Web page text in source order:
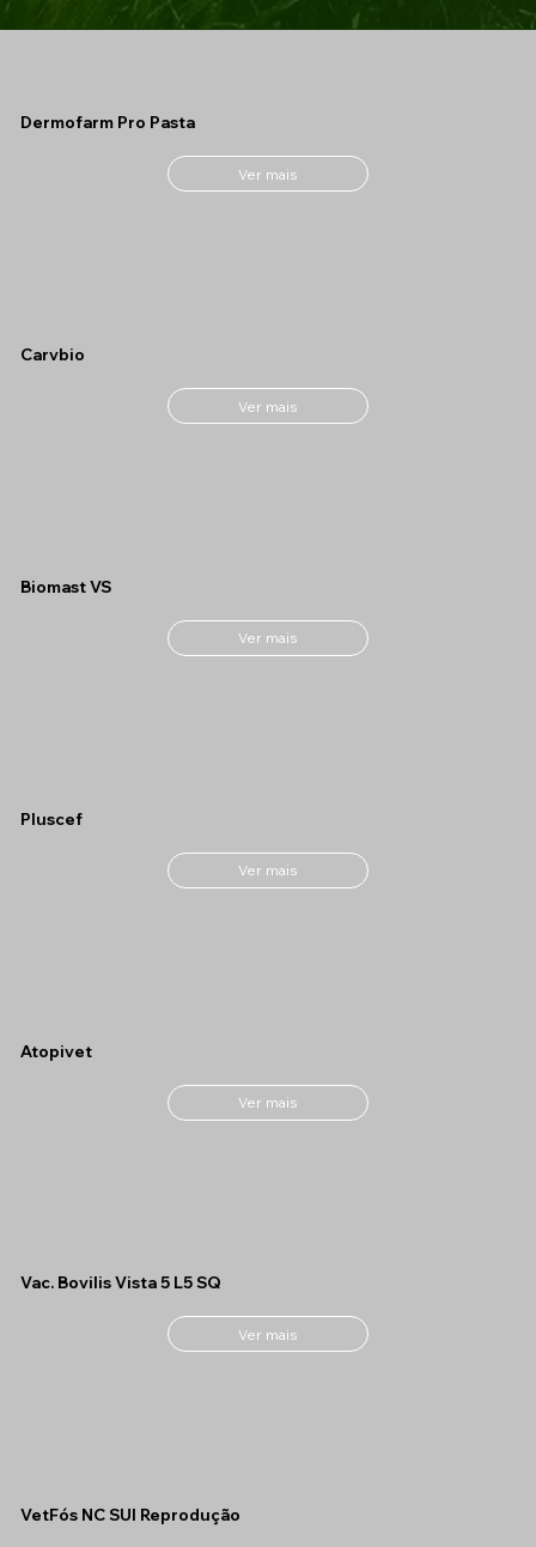
Dermofarm Pro Pasta
Ver mais
Carvbio
Ver mais
Biomast VS
Ver mais
Pluscef
Ver mais
Atopivet
Ver mais
Vac. Bovilis Vista 5 L5 SQ
Ver mais
VetFós NC SUI Reprodução